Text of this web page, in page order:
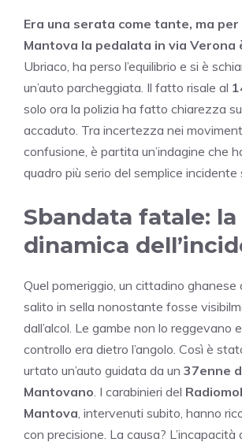
Era una serata come tante, ma per
Mantova la pedalata in via Verona
Ubriaco, ha perso l’equilibrio e si è
un’auto parcheggiata. Il fatto risale al
solo ora la polizia ha fatto chiarezza
accaduto. Tra incertezza nei
confusione, è partita un’indagine che
quadro più serio del semplice incidente
Sbandata fatale: la
dinamica
Quel pomeriggio, un cittadino ghanese
salito in sella nonostante fosse
dall’alcol. Le gambe non lo reggevano
controllo era dietro l’angolo. Così è
urtato un’auto guidata da un 37enne
Mantovano . I carabinieri del
Mantova , intervenuti subito, hanno
con precisione. La causa? L’incapacità